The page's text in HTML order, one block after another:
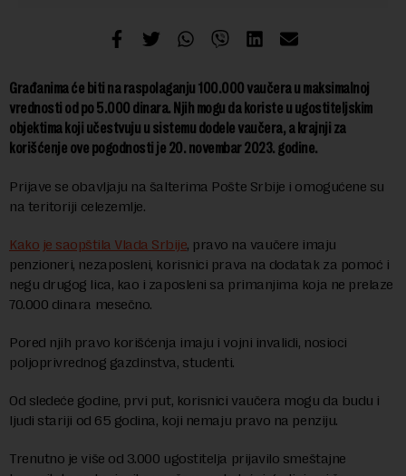
Građanima će biti na raspolaganju 100.000 vaučera u maksimalnoj
vrednosti od po 5.000 dinara. Njih mogu da koriste u ugostiteljskim
objektima koji učestvuju u sistemu dodele vaučera, a krajnji za
korišćenje ove pogodnosti je 20. novembar 2023. godine.
Prijave se obavljaju na šalterima Pošte Srbije i omogućene su
na teritoriji celezemlje.
Kako je saopštila Vlada Srbije, pravo na vaučere imaju
penzioneri, nezaposleni, korisnici prava na dodatak za pomoć i
negu drugog lica, kao i zaposleni sa primanjima koja ne prelaze
70.000 dinara mesečno.
Pored njih pravo korišćenja imaju i vojni invalidi, nosioci
poljoprivrednog gazdinstva, studenti.
Od sledeće godine, prvi put, korisnici vaučera mogu da budu i
ljudi stariji od 65 godina, koji nemaju pravo na penziju.
Trenutno je više od 3.000 ugostitelja prijavilo smeštajne